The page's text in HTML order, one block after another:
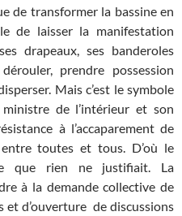
de transformer la bassine en
de laisser la manifestation
drapeaux, ses banderoles
prendre possession
Mais c’est le symbole
de l’intérieur et son
à l’accaparement de
toutes et tous. D’où le
que rien ne justifiait. La
à la demande collective de
et d’ouverture de discussions